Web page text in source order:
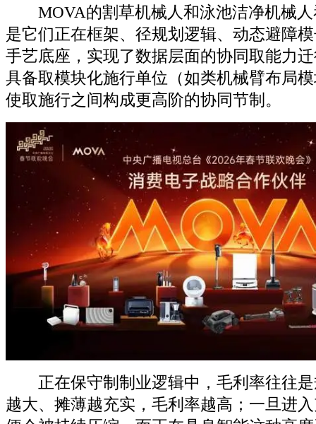
MOVA的割草机械人和泳池洁净机械人
是它们正在框架、径规划逻辑、动态避障
手艺底座，实现了数据层面的协同取能力
具备取模块化施行单位（如类机械臂布局
使取施行之间构成更高阶的协同节制。
正在保守制制业逻辑中，毛利率往往是
越大、摊薄越充实，毛利率越高；一旦进